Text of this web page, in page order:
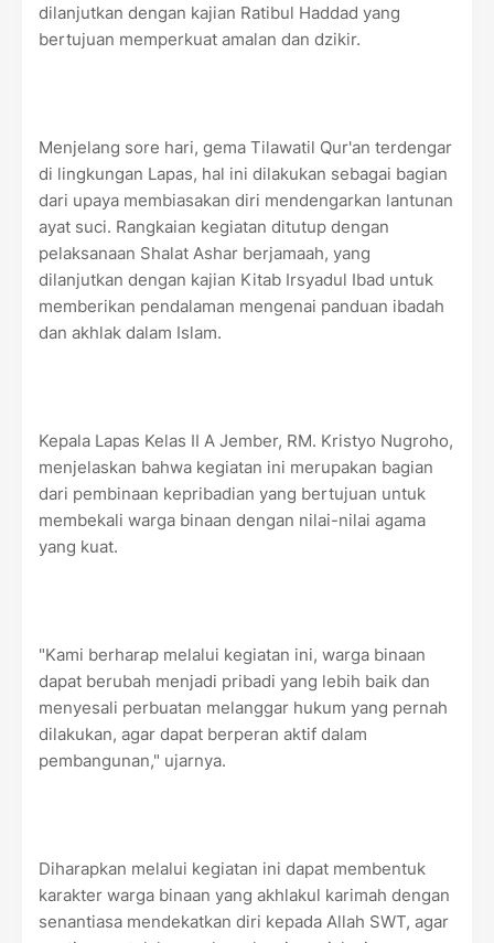
dilanjutkan dengan kajian Ratibul Haddad yang
bertujuan memperkuat amalan dan dzikir.
Menjelang sore hari, gema Tilawatil Qur'an terdengar
di lingkungan Lapas, hal ini dilakukan sebagai bagian
dari upaya membiasakan diri mendengarkan lantunan
ayat suci. Rangkaian kegiatan ditutup dengan
pelaksanaan Shalat Ashar berjamaah, yang
dilanjutkan dengan kajian Kitab Irsyadul Ibad untuk
memberikan pendalaman mengenai panduan ibadah
dan akhlak dalam Islam.
Kepala Lapas Kelas II A Jember, RM. Kristyo Nugroho,
menjelaskan bahwa kegiatan ini merupakan bagian
dari pembinaan kepribadian yang bertujuan untuk
membekali warga binaan dengan nilai-nilai agama
yang kuat.
"Kami berharap melalui kegiatan ini, warga binaan
dapat berubah menjadi pribadi yang lebih baik dan
menyesali perbuatan melanggar hukum yang pernah
dilakukan, agar dapat berperan aktif dalam
pembangunan," ujarnya.
Diharapkan melalui kegiatan ini dapat membentuk
karakter warga binaan yang akhlakul karimah dengan
senantiasa mendekatkan diri kepada Allah SWT, agar